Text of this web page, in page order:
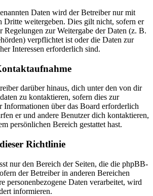
Daten wird der Betreiber nur mit
Dritte weitergeben. Dies gilt nicht, sofern er
Regelungen zur Weitergabe der Daten (z. B.
verpflichtet ist oder die Daten zur
Interessen erforderlich sind.
darüber hinaus, dich unter den von dir
zu kontaktieren, sofern dies zur
Informationen über das Board erforderlich
er und andere Benutzer dich kontaktieren,
persönlichen Bereich gestattet hast.
Richtlinie
nur den Bereich der Seiten, die die phpBB-
der Betreiber in anderen Bereichen
personenbezogene Daten verarbeitet, wird
informieren.